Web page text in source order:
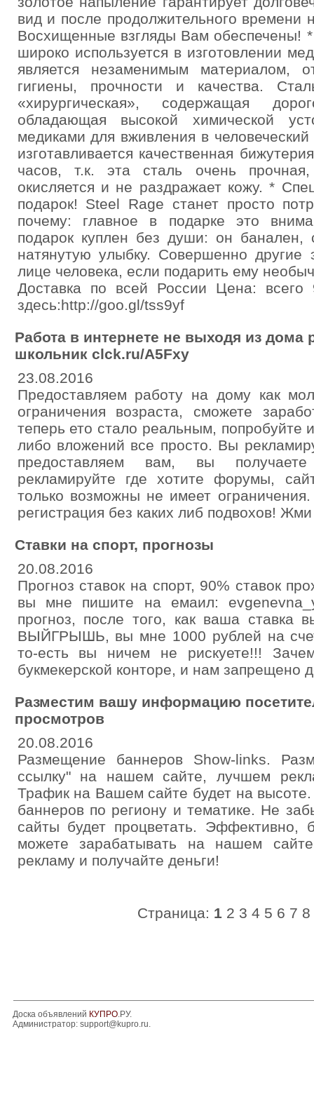
вид и после продолжительного времени
Восхищенные взгляды Вам обеспечены!
широко используется в изготовлении
является незаменимым материалом,
гигиены, прочности и качества.
«хирургическая», содержащая
обладающая высокой химической
медиками для вживления в
изготавливается качественная
часов, т.к. эта сталь очень
окисляется и не раздражает кожу. *
подарок! Steel Rage станет просто
почему: главное в подарке это
подарок куплен без души: он банален,
натянутую улыбку. Совершенно
лице человека, если подарить ему
Доставка по всей России Цена:
здесь:http://goo.gl/tss9yf
Работа в интернете не выходя из дома
школьник clck.ru/A5Fxy
23.08.2016
Предоставляем работу на дому как
ограничения возраста, сможете
теперь ето стало реальным, попробуйте
либо вложений все просто. Вы
предоставляем вам, вы
рекламируйте где хотите форумы,
только возможны не имеет
регистрация без каких либ подвохов!
Ставки на спорт, прогнозы
20.08.2016
Прогноз ставок на спорт, 90% ставок
вы мне пишите на емаил:
прогноз, после того, как ваша
ВЫЙГРЫШЬ, вы мне 1000 рублей на
то-есть вы ничем не рискуете!!!
букмекерской конторе, и нам запрещено
Размеcтим вашу информацию
просмотров
20.08.2016
Размещение баннеров Show-links.
ссылку" на нашем сайте, лучшем
Трафик на Вашем сайте будет на
баннеров по региону и тематике. Не
сайты будет процветать. Эффективно,
можете зарабатывать на нашем
рекламу и получайте деньги!
Страница: 1 2 3 4 5 6 7 8
Доска объявлений КУПРО.РУ.
Администратор: support@kupro.ru.